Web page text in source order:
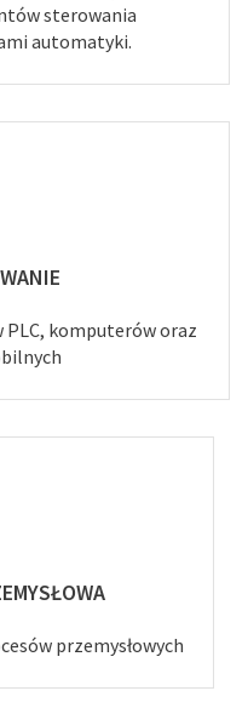
sterowania
automatyki.
komputerów oraz
przemysłowych